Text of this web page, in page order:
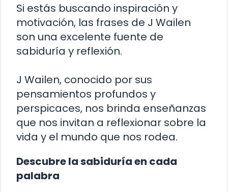
Si estás buscando inspiración y
motivación, las frases de J Wailen
son una excelente fuente de
sabiduría y reflexión.
J Wailen, conocido por sus
pensamientos profundos y
perspicaces, nos brinda enseñanzas
que nos invitan a reflexionar sobre la
vida y el mundo que nos rodea.
Descubre la sabiduría en cada
palabra